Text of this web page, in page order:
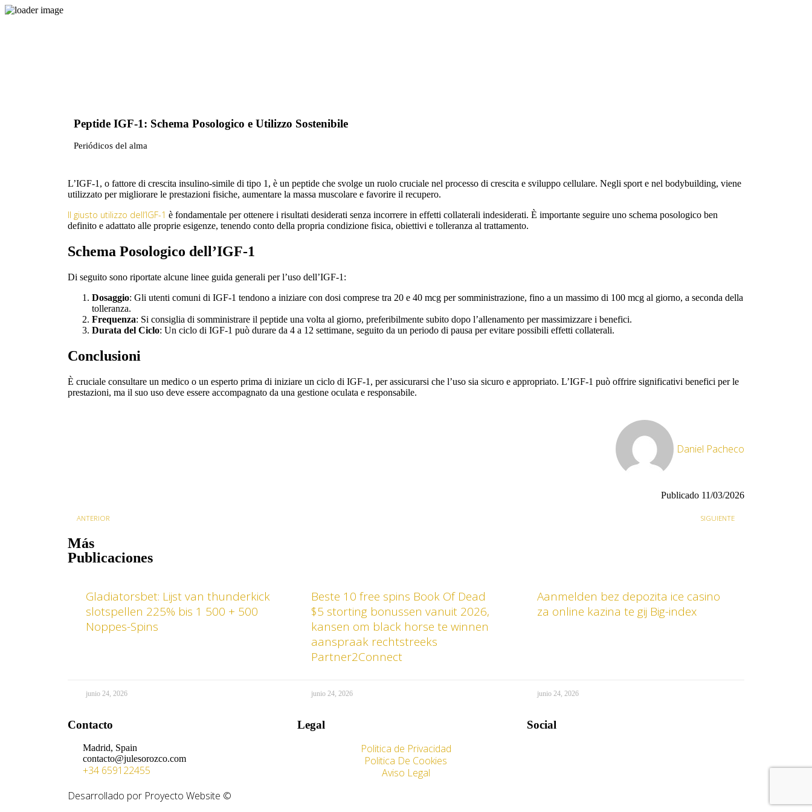
Peptide IGF-1: Schema Posologico e Utilizzo Sostenibile
Periódicos del alma
L’IGF-1, o fattore di crescita insulino-simile di tipo 1, è un peptide che svolge un ruolo cruciale nel processo di crescita e sviluppo cellulare. Negli sport e nel bodybuilding, viene
utilizzato per migliorare le prestazioni fisiche, aumentare la massa muscolare e favorire il recupero.
Il giusto utilizzo dell’IGF-1 è fondamentale per ottenere i risultati desiderati senza incorrere in effetti collaterali indesiderati. È importante seguire uno schema posologico ben
definito e adattato alle proprie esigenze, tenendo conto della propria condizione fisica, obiettivi e tolleranza al trattamento.
Schema Posologico dell’IGF-1
Di seguito sono riportate alcune linee guida generali per l’uso dell’IGF-1:
Dosaggio: Gli utenti comuni di IGF-1 tendono a iniziare con dosi comprese tra 20 e 40 mcg per somministrazione, fino a un massimo di 100 mcg al giorno, a seconda della
tolleranza.
Frequenza: Si consiglia di somministrare il peptide una volta al giorno, preferibilmente subito dopo l’allenamento per massimizzare i benefici.
Durata del Ciclo: Un ciclo di IGF-1 può durare da 4 a 12 settimane, seguito da un periodo di pausa per evitare possibili effetti collaterali.
Conclusioni
È cruciale consultare un medico o un esperto prima di iniziare un ciclo di IGF-1, per assicurarsi che l’uso sia sicuro e appropriato. L’IGF-1 può offrire significativi benefici per le
prestazioni, ma il suo uso deve essere accompagnato da una gestione oculata e responsabile.
Daniel Pacheco
Publicado 11/03/2026
ANTERIOR SIGUIENTE
Más
Publicaciones
Gladiatorsbet: Lijst van thunderkick
slotspellen 225% bis 1 500 + 500
Noppes-Spins​
junio 24, 2026
Beste 10 free spins Book Of Dead
$5 storting bonussen vanuit 2026,
kansen om black horse te winnen
aanspraak rechtstreeks
Partner2Connect
junio 24, 2026
Aanmelden bez depozita ice casino
za online kazina te gij Big-index
junio 24, 2026
Contacto
Madrid, Spain
contacto@julesorozco.com
+34 659122455
Legal
Politica de Privacidad
Politica De Cookies
Aviso Legal
Social
Desarrollado por Proyecto Website ©